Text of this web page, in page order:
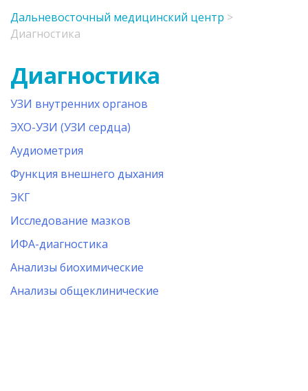
Дальневосточный медицинский центр >
Диагностика
Диагностика
УЗИ внутренних органов
ЭХО-УЗИ (УЗИ сердца)
Аудиометрия
Функция внешнего дыхания
ЭКГ
Исследование мазков
ИФА-диагностика
Анализы биохимические
Анализы общеклинические